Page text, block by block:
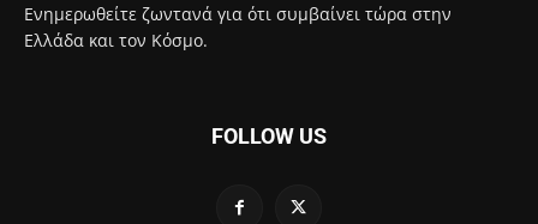
Ενημερωθείτε ζωντανά για ότι συμβαίνει τώρα στην
Ελλάδα και τον Κόσμο.
FOLLOW US